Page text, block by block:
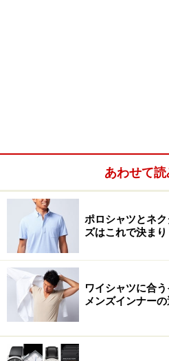
あわせて
ポロシャツとネ
ズはこれで決まり
ワイシャツに合
メンズインナー